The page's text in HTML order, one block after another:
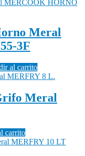
Meral
3F
al carrito
Meral
carrito